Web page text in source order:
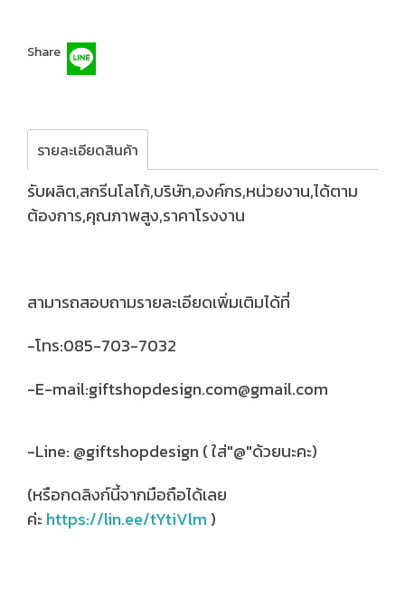
Share
รายละเอียดสินค้า
รับผลิต,สกรีนโลโก้,บริษัท,องค์กร,หน่วยงาน,ได้ตาม
ต้องการ,คุณภาพสูง,ราคาโรงงาน
สามารถสอบถามรายละเอียดเพิ่มเติมได้ที่
-โทร:085-703-7032
-E-mail:giftshopdesign.com@gmail.com
-Line: @giftshopdesign ( ใส่"@"ด้วยนะคะ)
(หรือกดลิงก์นี้จากมือถือได้เลย
ค่ะhttps://lin.ee/tYtiVlm)